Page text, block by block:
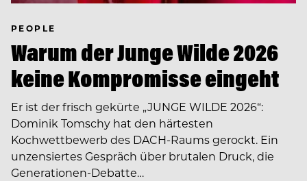
PEOPLE
Warum der Junge Wilde 2026
keine Kompromisse eingeht
Er ist der frisch gekürte „JUNGE WILDE 2026“:
Dominik Tomschy hat den härtesten
Kochwettbewerb des DACH-Raums gerockt. Ein
unzensiertes Gespräch über brutalen Druck, die
Generationen-Debatte…